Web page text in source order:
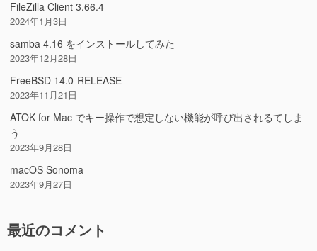
FileZilla Client 3.66.4
2024年1月3日
samba 4.16 をインストールしてみた
2023年12月28日
FreeBSD 14.0-RELEASE
2023年11月21日
ATOK for Mac でキー操作で想定しない機能が呼び出されるてしま
う
2023年9月28日
macOS Sonoma
2023年9月27日
最近のコメント